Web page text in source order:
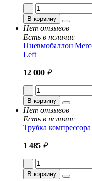
В корзину
Нет отзывов
Есть в наличии
Пневмобаллон
Left
12 000 ₽
В корзину
Нет отзывов
Есть в наличии
Трубка
1 485 ₽
В корзину